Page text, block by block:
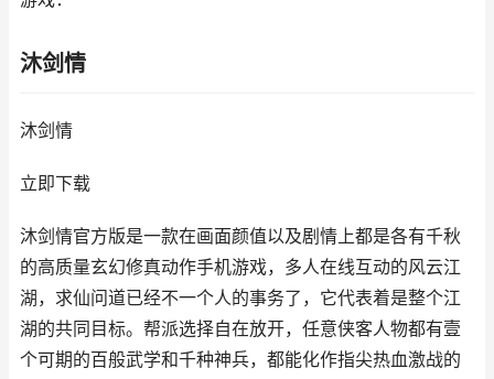
沐剑情
沐剑情
立即下载
沐剑情官方版是一款在画面颜值以及剧情上都是各有千秋
的高质量玄幻修真动作手机游戏，多人在线互动的风云江
湖，求仙问道已经不一个人的事务了，它代表着是整个江
湖的共同目标。帮派选择自在放开，任意侠客人物都有壹
个可期的百般武学和千种神兵，都能化作指尖热血激战的